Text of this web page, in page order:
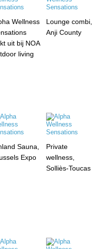
Wellness
uit bij NOA
living
Lounge combi,
Anji County
Sauna,
Expo
Private
wellness,
Solliès-Toucas